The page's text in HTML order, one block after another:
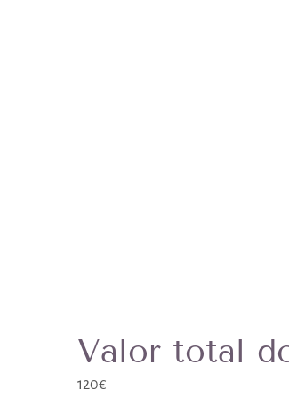
Valor total
120€